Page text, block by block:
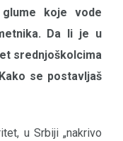
koje vode
Da li je u
srednjoškolcima
se postavljaš
u Srbiji „nakrivo